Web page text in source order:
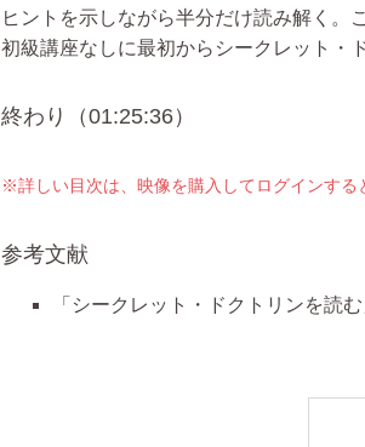
ヒントを示しながら半分だけ読み解く。
初級講座なしに最初からシークレット・
終わり（01:25:36）
※詳しい目次は、映像を購入してログインする
参考文献
「シークレット・ドクトリンを読